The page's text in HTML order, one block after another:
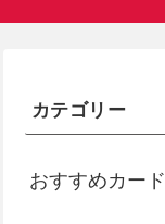
カテゴリー
おすすめカード